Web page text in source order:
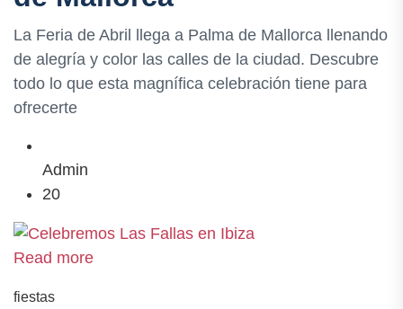
La Feria de Abril llega a Palma de Mallorca llenando
de alegría y color las calles de la ciudad. Descubre
todo lo que esta magnífica celebración tiene para
ofrecerte
Admin
20
Read more
fiestas